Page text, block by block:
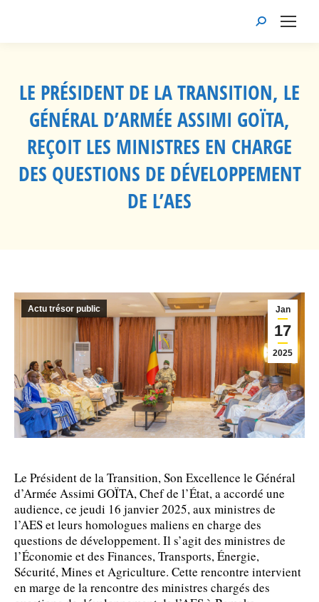
Recherche
:
LE PRÉSIDENT DE LA TRANSITION, LE
GÉNÉRAL D’ARMÉE ASSIMI GOÏTA,
REÇOIT LES MINISTRES EN CHARGE
DES QUESTIONS DE DÉVELOPPEMENT
DE L’AES
Jan
17
2025
Actu trésor public
Le Président de la Transition, Son Excellence le Général
d’Armée Assimi GOÏTA, Chef de l’État, a accordé une
audience, ce jeudi 16 janvier 2025, aux ministres de
l’AES et leurs homologues maliens en charge des
questions de développement. Il s’agit des ministres de
l’Économie et des Finances, Transports, Énergie,
Sécurité, Mines et Agriculture. Cette rencontre intervient
en marge de la rencontre des ministres chargés des